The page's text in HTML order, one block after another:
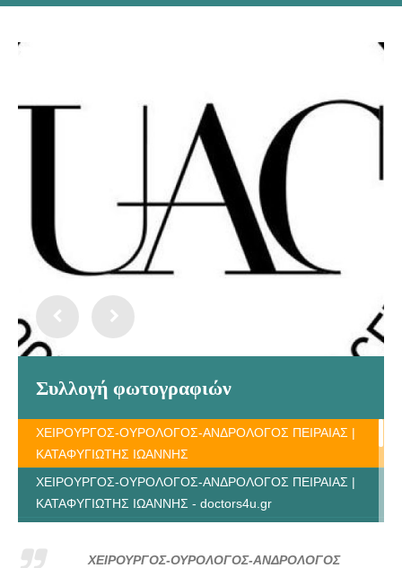
Συλλογή φωτογραφιών
ΧΕΙΡΟΥΡΓΟΣ-ΟΥΡΟΛΟΓΟΣ-ΑΝΔΡΟΛΟΓΟΣ ΠΕΙΡΑΙΑΣ |
ΚΑΤΑΦΥΓΙΩΤΗΣ ΙΩΑΝΝΗΣ
ΧΕΙΡΟΥΡΓΟΣ-ΟΥΡΟΛΟΓΟΣ-ΑΝΔΡΟΛΟΓΟΣ ΠΕΙΡΑΙΑΣ |
ΚΑΤΑΦΥΓΙΩΤΗΣ ΙΩΑΝΝΗΣ - doctors4u.gr
ΚΑΤΑΦΥΓΙΩΤΗΣ ΙΩΑΝΝΗΣ - doctors4u.gr
ΧΕΙΡΟΥΡΓΟΣ-ΟΥΡΟΛΟΓΟΣ-ΑΝΔΡΟΛΟΓΟΣ